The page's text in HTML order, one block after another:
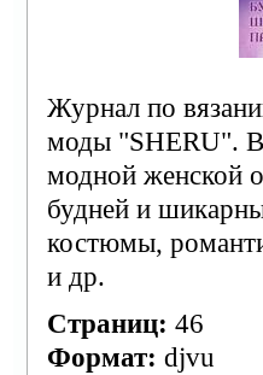
Журнал по
моды "SHERU". В
модной женской
будней и
костюмы,
и др.
Страниц: 46
Формат: djvu